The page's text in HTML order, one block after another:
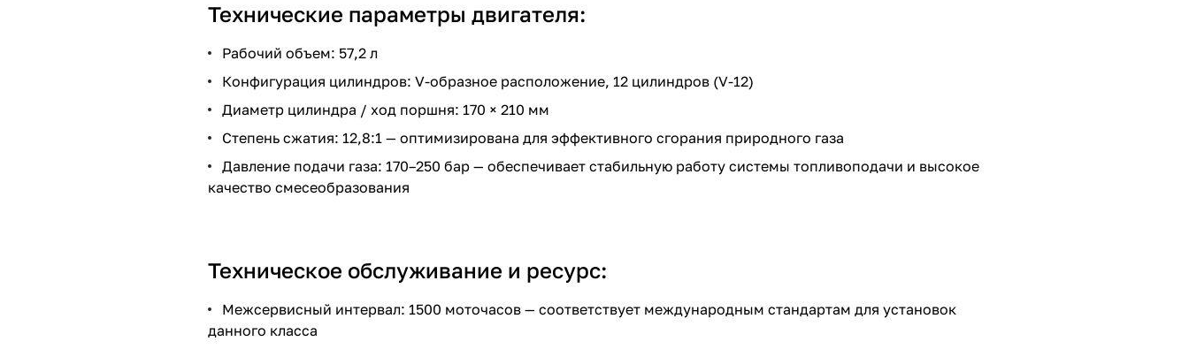
Технические параметры двигателя:
Рабочий объем: 57,2 л
Конфигурация цилиндров: V-образное расположение, 12 цилиндров (V-12)
Диаметр цилиндра / ход поршня: 170 × 210 мм
Степень сжатия: 12,8:1 — оптимизирована для эффективного сгорания природного газа
Давление подачи газа: 170–250 бар — обеспечивает стабильную работу системы топливоподачи и высокое
качество смесеобразования
Техническое обслуживание и ресурс:
Межсервисный интервал: 1500 моточасов — соответствует международным стандартам для установок
данного класса